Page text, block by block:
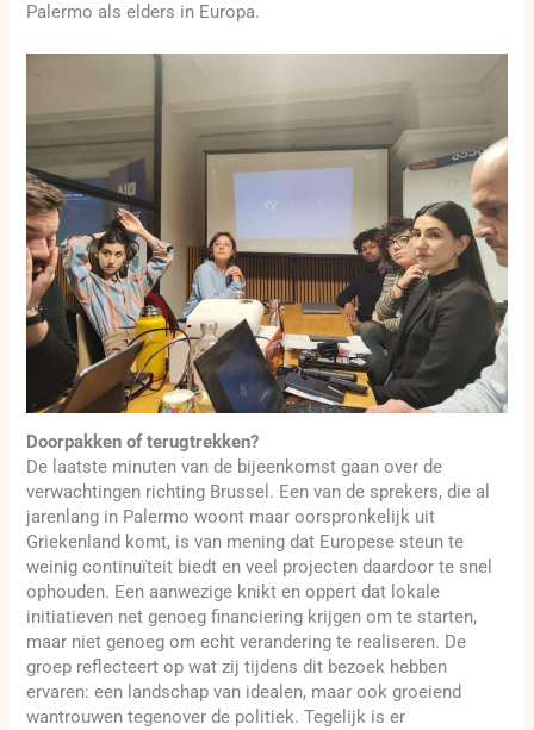
Palermo als elders in Europa.
Doorpakken of terugtrekken?
De laatste minuten van de bijeenkomst gaan over de
verwachtingen richting Brussel. Een van de sprekers, die al
jarenlang in Palermo woont maar oorspronkelijk uit
Griekenland komt, is van mening dat Europese steun te
weinig continuïteit biedt en veel projecten daardoor te snel
ophouden. Een aanwezige knikt en oppert dat lokale
initiatieven net genoeg financiering krijgen om te starten,
maar niet genoeg om echt verandering te realiseren. De
groep reflecteert op wat zij tijdens dit bezoek hebben
ervaren: een landschap van idealen, maar ook groeiend
wantrouwen tegenover de politiek. Tegelijk is er